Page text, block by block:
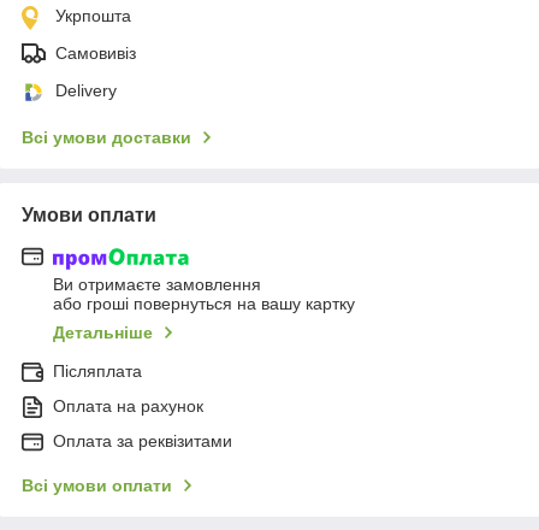
Укрпошта
Самовивіз
Delivery
Всі умови доставки
Умови оплати
Ви отримаєте замовлення
або гроші повернуться на вашу картку
Детальніше
Післяплата
Оплата на рахунок
Оплата за реквізитами
Всі умови оплати